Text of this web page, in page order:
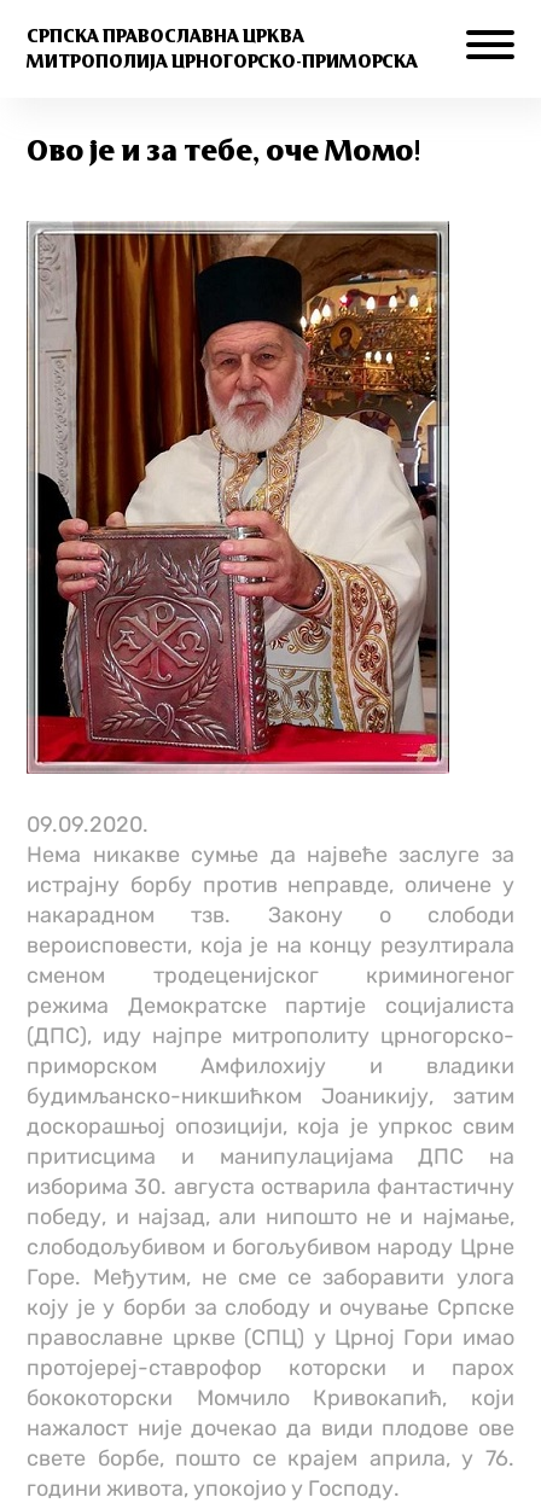
СРПСКА ПРАВОСЛАВНА ЦРКВА
МИТРОПОЛИЈА ЦРНОГОРСКО-ПРИМОРСКА
Ово је и за тебе, оче Момо!
09.09.2020.
Нема никакве сумње да највеће заслуге за
истрајну борбу против неправде, оличене у
накарадном тзв. Закону о слободи
вероисповести, која је на концу резултирала
сменом тродеценијског криминогеног
режима Демократске партије социјалиста
(ДПС), иду најпре митрополиту црногорско-
приморском Амфилохију и владики
будимљанско-никшићком Јоаникију, затим
доскорашњој опозицији, која је упркос свим
притисцима и манипулацијама ДПС на
изборима 30. августа остварила фантастичну
победу, и најзад, али нипошто не и најмање,
слободољубивом и богољубивом народу Црне
Горе. Међутим, не сме се заборавити улога
коју је у борби за слободу и очување Српске
православне цркве (СПЦ) у Црној Гори имао
протојереј-ставрофор которски и парох
бококоторски Момчило Кривокапић, који
нажалост није дочекао да види плодове ове
свете борбе, пошто се крајем априла, у 76.
години живота, упокојио у Господу.